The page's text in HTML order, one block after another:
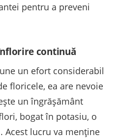
pentru a preveni
continuă
un efort considerabil
floricele, ea are nevoie
un îngrășământ
bogat în potasiu, o
Acest lucru va menține